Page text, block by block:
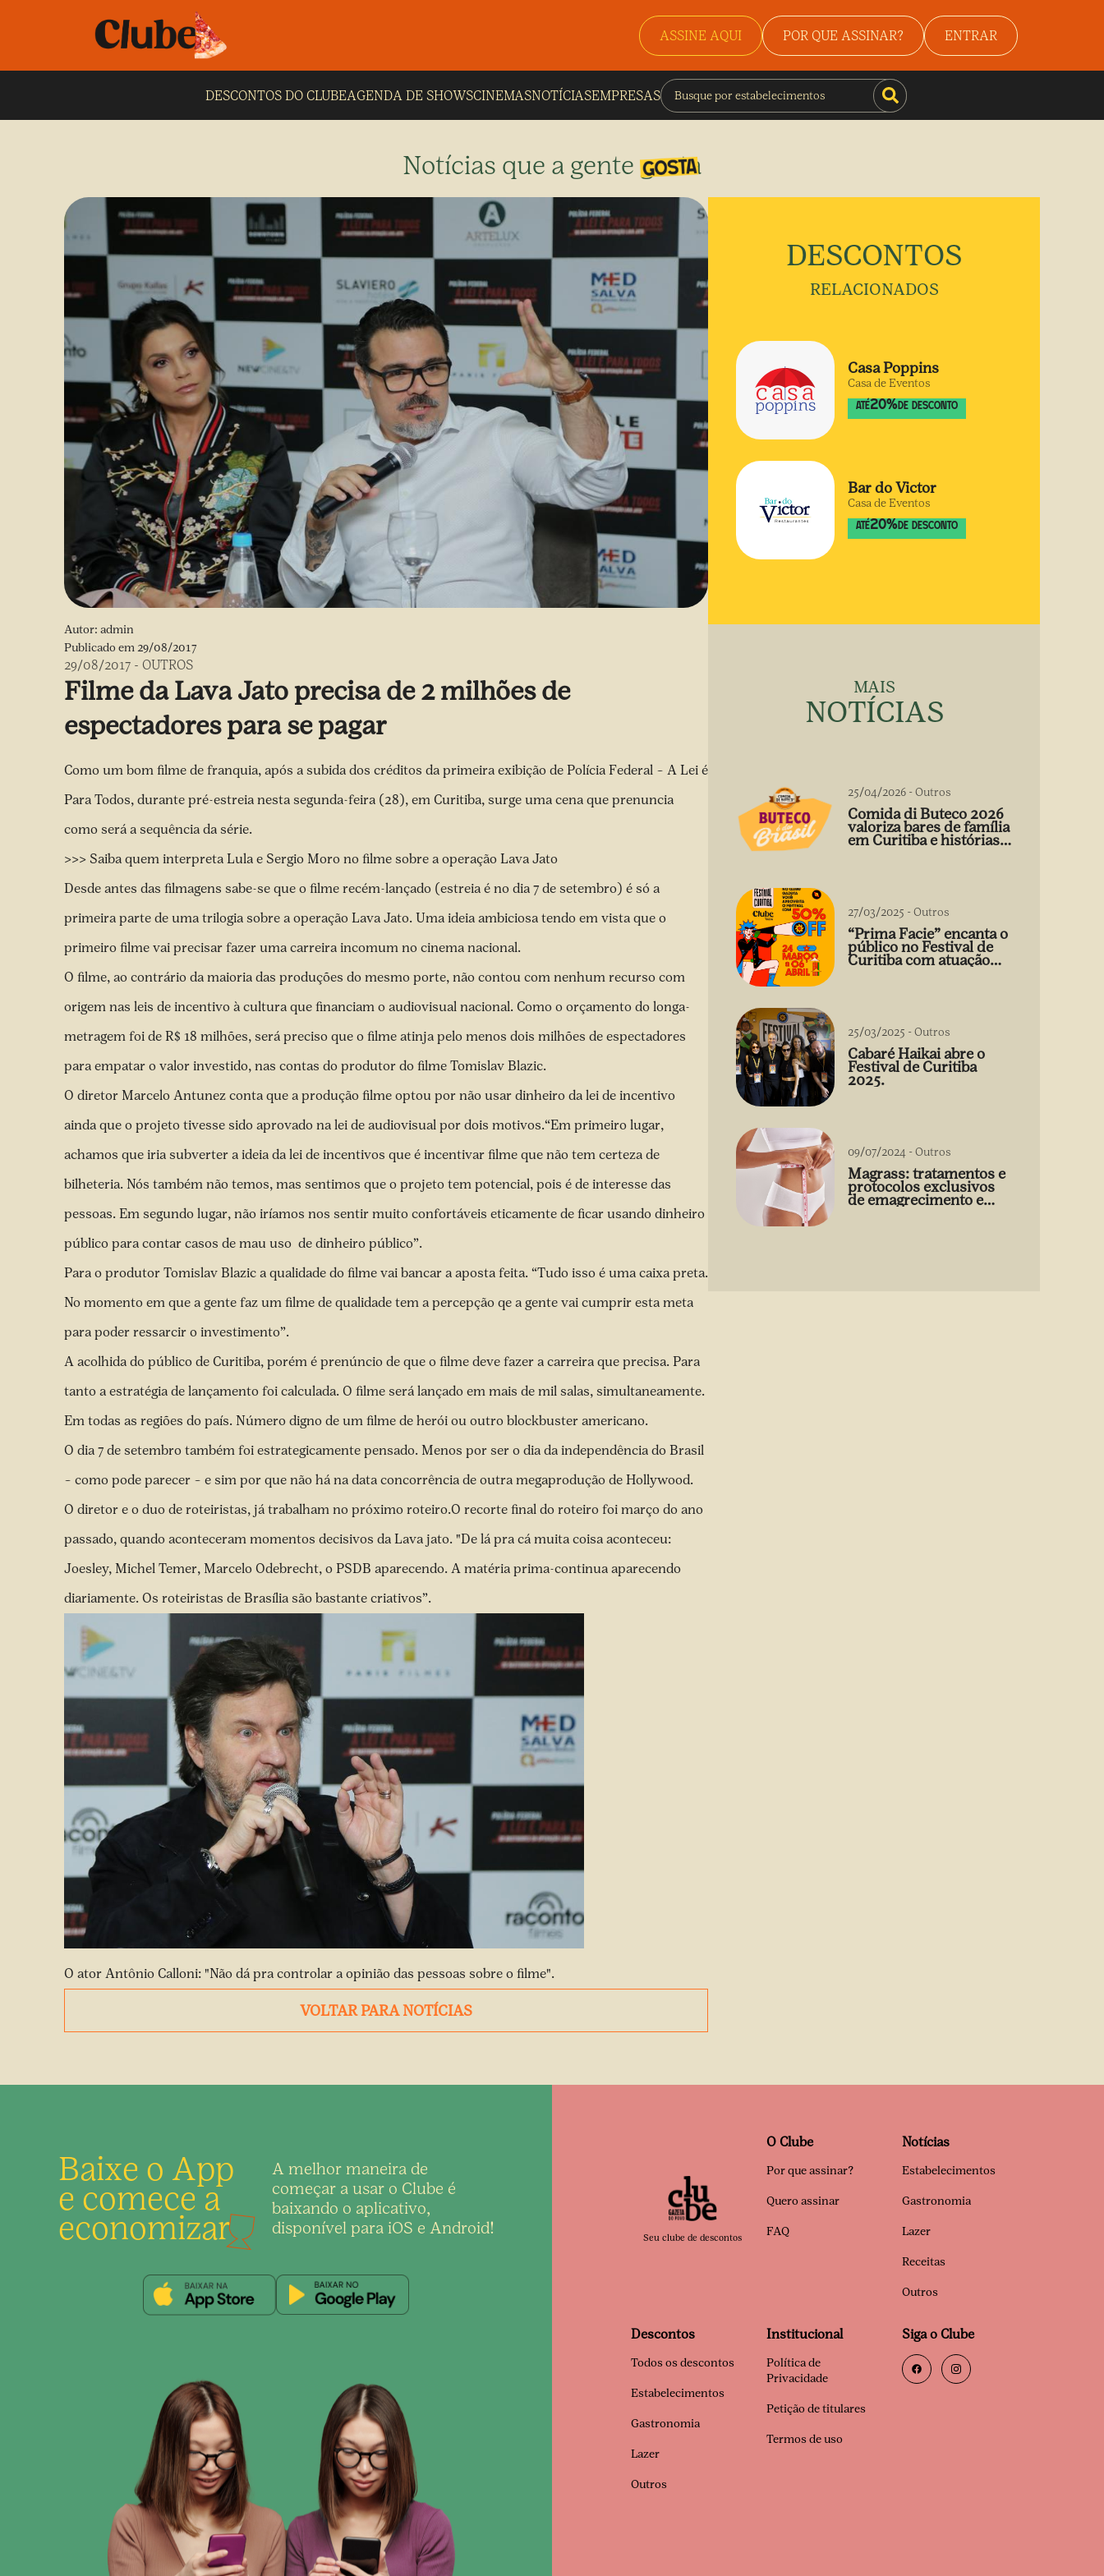
ASSINE AQUI POR QUE ASSINAR? ENTRAR
DESCONTOS DO CLUBEAGENDA DE SHOWSCINEMASNOTÍCIASEMPRESAS
Notícias que a gente gosta
Autor: admin
Publicado em29/08/2017
29/08/2017 - OUTROS
Filme da Lava Jato precisa de 2 milhões de
espectadores para se pagar
Como um bom filme de franquia, após a subida dos créditos da primeira exibição de Polícia Federal – A Lei é
Para Todos, durante pré-estreia nesta segunda-feira (28), em Curitiba, surge uma cena que prenuncia
como será a sequência da série.
>>> Saiba quem interpreta Lula e Sergio Moro no filme sobre a operação Lava Jato
Desde antes das filmagens sabe-se que o filme recém-lançado (estreia é no dia 7 de setembro) é só a
primeira parte de uma trilogia sobre a operação Lava Jato. Uma ideia ambiciosa tendo em vista que o
primeiro filme vai precisar fazer uma carreira incomum no cinema nacional.
O filme, ao contrário da maioria das produções do mesmo porte, não contou com nenhum recurso com
origem nas leis de incentivo à cultura que financiam o audiovisual nacional. Como o orçamento do longa-
metragem foi de R$ 18 milhões, será preciso que o filme atinja pelo menos dois milhões de espectadores
para empatar o valor investido, nas contas do produtor do filme Tomislav Blazic.
O diretor Marcelo Antunez conta que a produção filme optou por não usar dinheiro da lei de incentivo
ainda que o projeto tivesse sido aprovado na lei de audiovisual por dois motivos.“Em primeiro lugar,
achamos que iria subverter a ideia da lei de incentivos que é incentivar filme que não tem certeza de
bilheteria. Nós também não temos, mas sentimos que o projeto tem potencial, pois é de interesse das
pessoas. Em segundo lugar, não iríamos nos sentir muito confortáveis eticamente de ficar usando dinheiro
público para contar casos de mau uso de dinheiro público”.
Para o produtor Tomislav Blazic a qualidade do filme vai bancar a aposta feita. “Tudo isso é uma caixa preta.
No momento em que a gente faz um filme de qualidade tem a percepção qe a gente vai cumprir esta meta
para poder ressarcir o investimento”.
A acolhida do público de Curitiba, porém é prenúncio de que o filme deve fazer a carreira que precisa. Para
tanto a estratégia de lançamento foi calculada. O filme será lançado em mais de mil salas, simultaneamente.
Em todas as regiões do país. Número digno de um filme de herói ou outro blockbuster americano.
O dia 7 de setembro também foi estrategicamente pensado. Menos por ser o dia da independência do Brasil
– como pode parecer – e sim por que não há na data concorrência de outra megaprodução de Hollywood.
O diretor e o duo de roteiristas, já trabalham no próximo roteiro.O recorte final do roteiro foi março do ano
passado, quando aconteceram momentos decisivos da Lava jato. "De lá pra cá muita coisa aconteceu:
Joesley, Michel Temer, Marcelo Odebrecht, o PSDB aparecendo. A matéria prima-continua aparecendo
diariamente. Os roteiristas de Brasília são bastante criativos”.
O ator Antônio Calloni: "Não dá pra controlar a opinião das pessoas sobre o filme".
VOLTAR PARA NOTÍCIAS
DESCONTOS
RELACIONADOS
Casa Poppins
Casa de Eventos
ATÉ20%DE DESCONTO
Bar do Victor
Casa de Eventos
ATÉ20%DE DESCONTO
MAIS
NOTÍCIAS
25/04/2026 -Outros
Comida di Buteco 2026
valoriza bares de família
em Curitiba e histórias
27/03/2025 -Outros
“Prima Facie” encanta o
público no Festival de
Curitiba com atuação
arrebatadora de Débora
25/03/2025 -Outros
Cabaré Haikai abre o
Festival de Curitiba
2025.
09/07/2024 -Outros
Magrass: tratamentos e
protocolos exclusivos
de emagrecimento e
estética sem uso de
Baixe o App
e comece a
economizar
A melhor maneira de
começar a usar o Clube é
baixando o aplicativo,
disponível para iOS e Android!
Seu clube de descontos
O Clube
Por que assinar?
Quero assinar
FAQ
Notícias
Estabelecimentos
Gastronomia
Lazer
Receitas
Outros
Descontos
Todos os descontos
Estabelecimentos
Gastronomia
Lazer
Outros
Institucional
Política de
Privacidade
Petição de titulares
Termos de uso
Siga o Clube